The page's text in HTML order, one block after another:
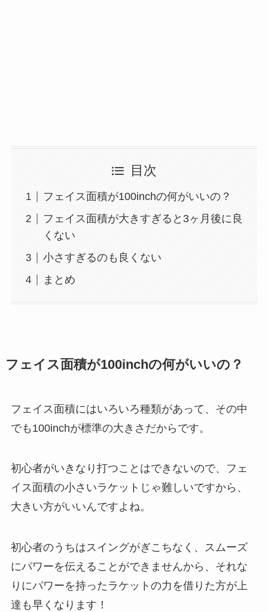
目次
フェイス面積が100inchの何がいいの？
フェイス面積が大きすぎると3ヶ月後に良
くない
小さすぎるのも良くない
まとめ
フェイス面積が100inchの何がいいの？
フェイス面積にはいろいろ種類があって、その中
でも100inchが標準の大きさだからです。
初心者がいきなり打つことはできないので、フェ
イス面積の小さいラケットじゃ難しいですから、
大きい方がいいんですよね。
初心者のうちはスイングがぎこちなく、スムーズ
にパワーを伝えることができませんから、それな
りにパワーを持ったラケットの力を借りた方が上
達も早くなります！